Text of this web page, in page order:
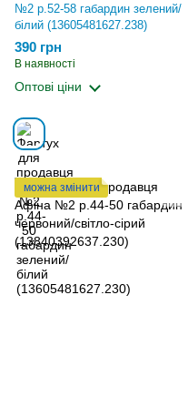
№2 р.52-58 габардин зелений/
білий (13605481627.238)
390 грн
В наявності
Оптові ціни
можна змінити